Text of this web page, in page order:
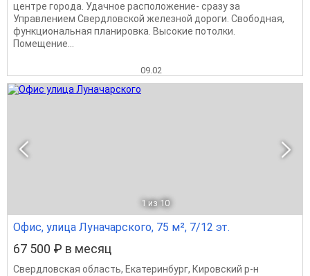
центре города. Удачное расположение- сразу за
Управлением Свердловской железной дороги. Свободная,
функциональная планировка. Высокие потолки.
Помещение...
09.02
1 из 10
Офис, улица Луначарского, 75 м², 7/12 эт.
67 500 ₽ в месяц
Свердловская область, Екатеринбург, Кировский р-н